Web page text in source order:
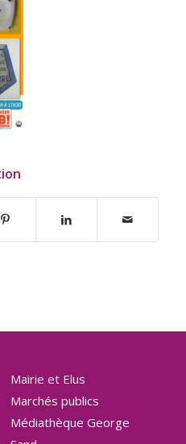
Mairie et Elus
Marchés publics
Médiathèque George